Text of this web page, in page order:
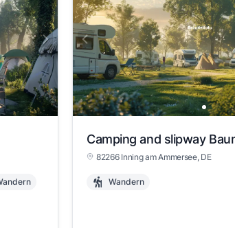
Camping and slipway
82266 Inning am Ammersee, DE
Wandern
View slide 1